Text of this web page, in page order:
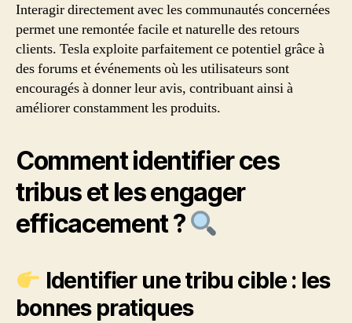
Interagir directement avec les communautés concernées
permet une remontée facile et naturelle des retours
clients. Tesla exploite parfaitement ce potentiel grâce à
des forums et événements où les utilisateurs sont
encouragés à donner leur avis, contribuant ainsi à
améliorer constamment les produits.
Comment identifier ces
tribus et les engager
efficacement ?
Identifier une tribu cible : les
bonnes pratiques